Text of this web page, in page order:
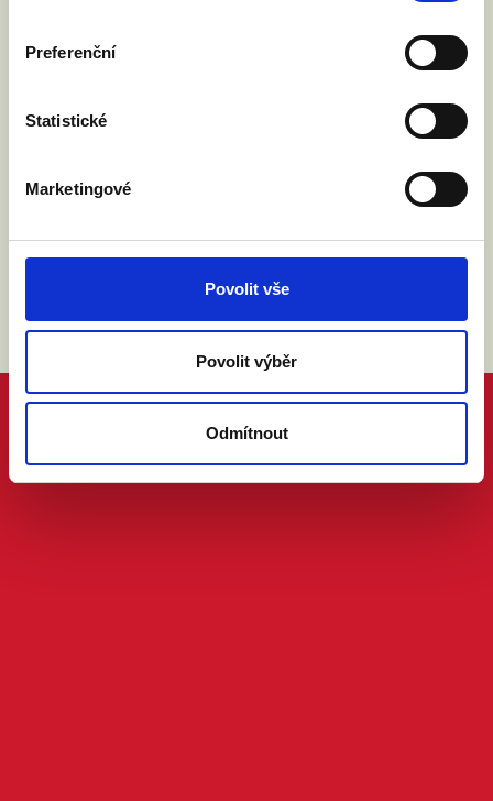
Preferenční
Statistické
Marketingové
Povolit vše
Povolit výběr
Odmítnout
zákona č. 101/2000 Sb.